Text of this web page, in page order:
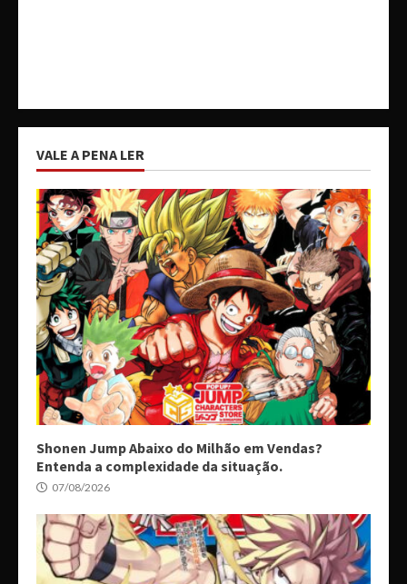
VALE A PENA LER
Shonen Jump Abaixo do Milhão em Vendas?
Entenda a complexidade da situação.
07/08/2026